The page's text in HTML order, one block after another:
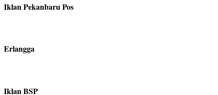
Iklan Pekanbaru Pos
Erlangga
Iklan BSP